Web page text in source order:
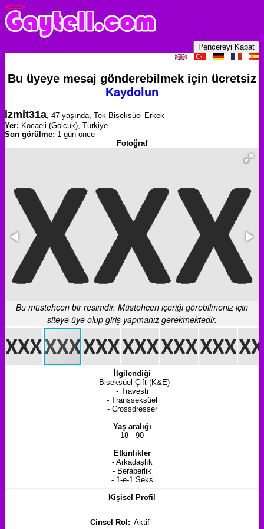
- - - -
Bu üyeye mesaj gönderebilmek için ücretsiz
Kaydolun
izmit31a , 47 yaşında, Tek Biseksüel Erkek
Yer: Kocaeli (Gölcük), Türkiye
Son görülme: 1 gün önce
Fotoğraf
Bu müstehcen bir resimdir. Müstehcen içeriği görebilmeniz için
siteye üye olup giriş yapmanız gerekmektedir.
İlgilendiği
- Biseksüel Çift (K&E)
- Travesti
- Transseksüel
- Crossdresser
Yaş aralığı
18 - 90
Etkinlikler
- Arkadaşlık
- Beraberlik
- 1-e-1 Seks
Kişisel Profil
Cinsel Rol: Aktif